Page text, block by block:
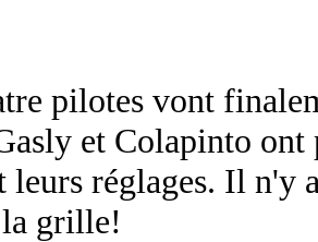
pilotes vont
et Colapinto
leurs réglages. Il n'y
grille!